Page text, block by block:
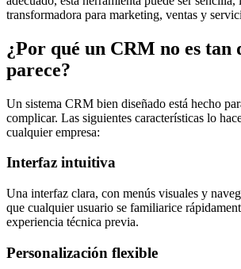
transformadora para marketing, ventas y
¿Por qué un CRM no es
parece?
Un sistema CRM bien diseñado está hecho
complicar. Las siguientes características lo
cualquier empresa:
Interfaz intuitiva
Una interfaz clara, con menús visuales y
que cualquier usuario se familiarice
experiencia técnica previa.
Personalización flexible